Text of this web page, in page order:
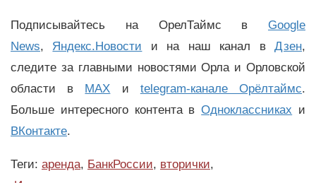
Подписывайтесь на ОрелТаймс в Google
News, Яндекс.Новости и на наш канал вДзен,
следите за главными новостями Орла и Орловской
области в MAX и telegram-канале Орёлтаймс.
Больше интересного контента вОдноклассниках и
ВКонтакте.
Теги: аренда, БанкРоссии, вторички,